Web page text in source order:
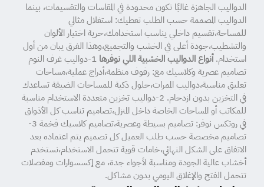
الدواليب الجاهزة غالبًا تكون محدودة في المقاسات والتقسيمات، بينما
الدواليب المصممة حسب الطلب تعطيك: استغلال مثالي
للمساحة،تقسيم داخلي يناسب استخدامك،حرية اختيار الألوان
والتشطيب،جودة أعلى في الخشب والتجميع،وهذا الفرق يبان من أول
استخدام.أنواع الدواليب الخشبية اللي نوفرها
1-دواليب غرف النوم
تصاميم عصرية وكلاسيك مع: رفوف منظمة،أدراج عملية،مساحات
تعليق مناسبة،دواليب الممرات،حلول ذكية للمساحات الضيقة تساعدك
في التخزين بدون ازدحام. 2-دواليب تخزين متعددة الاستخدام مناسبة
للمكاتب أو المساحات الخاصة داخل المنزل،تصاميم تناسب كل الأذواق
في روتكس نوفر: تصاميم بسيطة وعصرية،تصاميم كلاسيك فخمة 3-
تصاميم مخصصة حسب طلب العميل كل تصميم يتم اعتماده بعد
الاتفاق على الشكل النهائي،خامات قوية تتحمل الاستخدام،نستخدم
أخشاب عالية الجودة ومناسبة لأجواء جدة، مع إكسسوارات ومفصلات
تتحمل الفتح والإغلاق اليومي بدون مشاكل.